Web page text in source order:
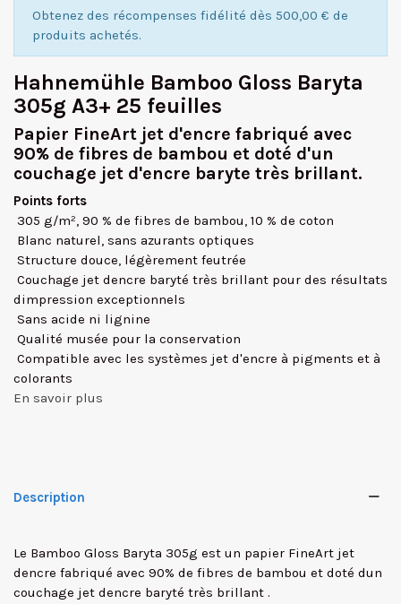
Obtenez des récompenses fidélité dès 500,00 € de
produits achetés.
Hahnemühle Bamboo Gloss Baryta
305g A3+ 25 feuilles
Papier FineArt jet d'encre fabriqué avec
90% de fibres de bambou et doté d'un
couchage jet d'encre baryte très brillant.
Points forts
 305 g/m², 90 % de fibres de bambou, 10 % de coton
 Blanc naturel, sans azurants optiques
 Structure douce, légèrement feutrée
 Couchage jet dencre baryté très brillant pour des résultats
dimpression exceptionnels
 Sans acide ni lignine
 Qualité musée pour la conservation
 Compatible avec les systèmes jet d'encre à pigments et à
colorants
En savoir plus
Description
Le Bamboo Gloss Baryta 305g est un papier FineArt jet
dencre fabriqué avec 90% de fibres de bambou et doté dun
couchage jet dencre baryté très brillant .